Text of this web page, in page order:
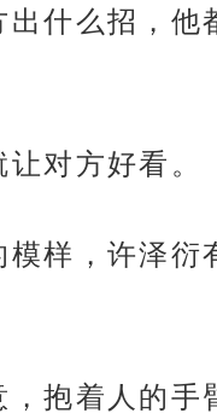
什么招，
对方好看。
样，许泽
抱着人的手